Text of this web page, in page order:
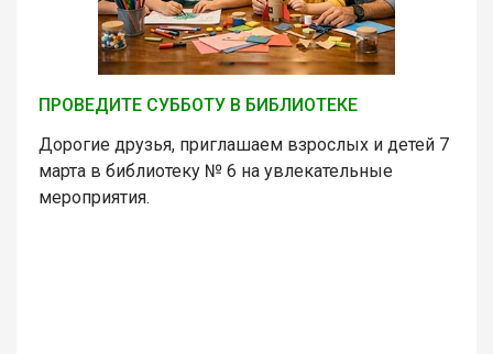
ПРОВЕДИТЕ СУББОТУ В БИБЛИОТЕКЕ
Дорогие друзья, приглашаем взрослых и детей 7
марта в библиотеку № 6 на увлекательные
мероприятия.